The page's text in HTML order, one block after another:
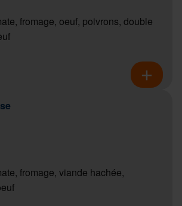
fromage, oeuf, poivrons, double
fromage, viande hachée,